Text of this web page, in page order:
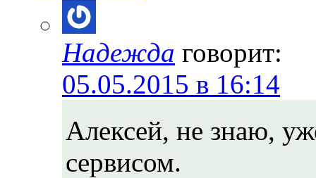
Надежда говорит:
05.05.2015 в 16:14
Алексей, не знаю,
сервисом.